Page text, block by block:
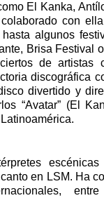
El Kanka,
con
algunos
Brisa Festival
de artistas
discográfica
divertido y
“Avatar” (El
en LSM. Ha